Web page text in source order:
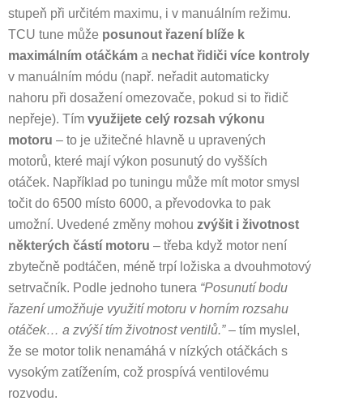
stupeň při určitém maximu, i v manuálním režimu.
TCU tune může posunout řazení blíže k
maximálním otáčkám a nechat řidiči více kontroly
v manuálním módu (např. neřadit automaticky
nahoru při dosažení omezovače, pokud si to řidič
nepřeje). Tím využijete celý rozsah výkonu
motoru – to je užitečné hlavně u upravených
motorů, které mají výkon posunutý do vyšších
otáček. Například po tuningu může mít motor smysl
točit do 6500 místo 6000, a převodovka to pak
umožní. Uvedené změny mohou zvýšit i životnost
některých částí motoru – třeba když motor není
zbytečně podtáčen, méně trpí ložiska a dvouhmotový
setrvačník. Podle jednoho tunera “Posunutí bodu
řazení umožňuje využití motoru v horním rozsahu
otáček… a zvýší tím životnost ventilů.”– tím myslel,
že se motor tolik nenamáhá v nízkých otáčkách s
vysokým zatížením, což prospívá ventilovému
rozvodu.